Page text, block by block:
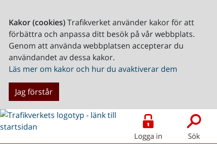
Kakor (cookies)Trafikverket använder kakor för att
förbättra och anpassa ditt besök på vår webbplats.
Genom att använda webbplatsen accepterar du
användandet av dessa kakor.
Läs mer om kakor och hur du avaktiverar dem
Jag förstår
Logga in Sök